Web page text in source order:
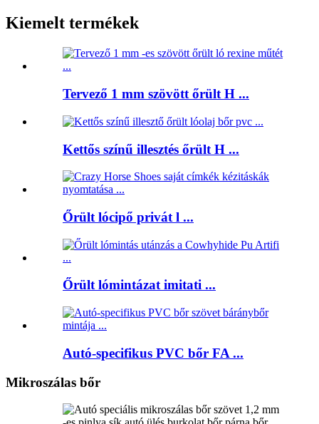
Kiemelt termékek
Tervező 1 mm szövött őrült H ...
Kettős színű illesztés őrült H ...
Őrült lócipő privát l ...
Őrült lómintázat imitati ...
Autó-specifikus PVC bőr FA ...
Mikroszálas bőr